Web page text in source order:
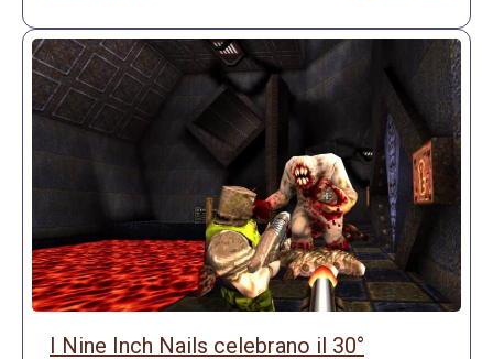
I Nine Inch Nails celebrano il 30°